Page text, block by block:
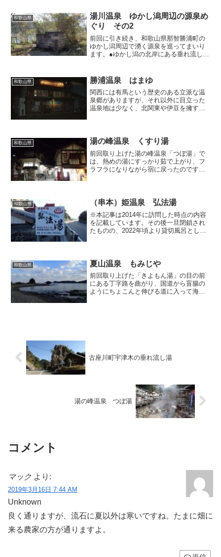
です。紀伊半島では数年前...
和歌山県
湯川温泉 ゆかし潟周辺の源泉め
ぐり その2
前回に引き続き、和歌山県那智勝浦町の
ゆかし潟周辺で湧く源泉を巡ってまいり
ます。●ゆかし潟の北岸にある垂れ流しの
湖岸の空き地でポツンと佇んでいます。
ゴミ収集場のような感じ...
和歌山県 勝浦温泉 はまゆ
関西には有馬という歴史のある立派な温
泉郷がありますが、それ以外に目立った
温泉地は少なく、北関東や伊豆を擁する
として良質な温泉郷が点在...
和歌山県 湯の峰温泉 くすり湯
前回取り上げた湯の峰温泉「つぼ湯」で
は、熱めの湯にすっかり茹で上がり、フ
ラフラになりながら宿に戻ったのです
すり湯」へ向かいました。公...
和歌山県 （串本）姫温泉 弘法湯
※本記事は2014年に訪問した時点の内容
を記載しています。その後一旦閉鎖され
たものの、2022年頃より貸切風呂として
姫温泉「弘法湯」...
和歌山県 夏山温泉 もみじや
前回取り上げた「きよもん湯」の目の前
にある丁字路を曲がり、国道から盲腸の
ようにちょこんと伸びる道に入って海岸
古座川町宇津木の垂れ流し湯
湯の峰温泉 つぼ湯
コメント
マック より:
2019年3月16日 7:44 AM
Unknown
良く通りますが、流石に夏以外は寒いですね。たまに畑に
来る農家の方が通りますよ。